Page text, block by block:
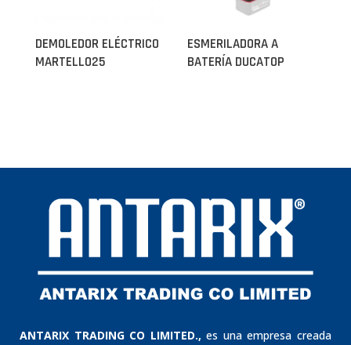
DEMOLEDOR ELÉCTRICO
MARTELLO25
ESMERILADORA A
BATERÍA DUCATOP
ANTARIX TRADING CO LIMITED., es una empresa creada